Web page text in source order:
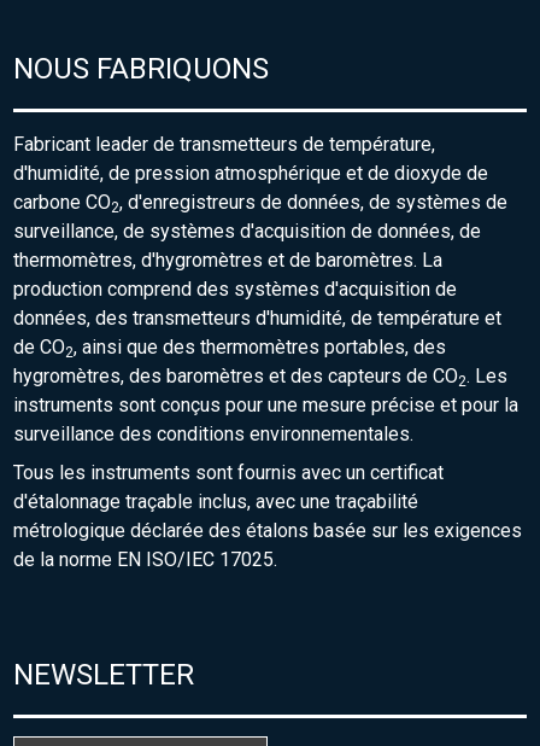
NOUS FABRIQUONS
Fabricant leader de transmetteurs de température,
d'humidité, de pression atmosphérique et de dioxyde de
carbone CO2, d'enregistreurs de données, de systèmes de
surveillance, de systèmes d'acquisition de données, de
thermomètres, d'hygromètres et de baromètres. La
production comprend des systèmes d'acquisition de
données, des transmetteurs d'humidité, de température et
de CO2, ainsi que des thermomètres portables, des
hygromètres, des baromètres et des capteurs de CO2. Les
instruments sont conçus pour une mesure précise et pour la
surveillance des conditions environnementales.
Tous les instruments sont fournis avec un certificat
d'étalonnage traçable inclus, avec une traçabilité
métrologique déclarée des étalons basée sur les exigences
de la norme EN ISO/IEC 17025.
NEWSLETTER